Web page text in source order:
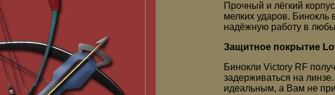
Прочный и лёгкий
мелких ударов. Бинокль
надёжную работу в
Защитное покрытие
Бинокли Victory RF
задерживаться на
идеальным, а Вам не